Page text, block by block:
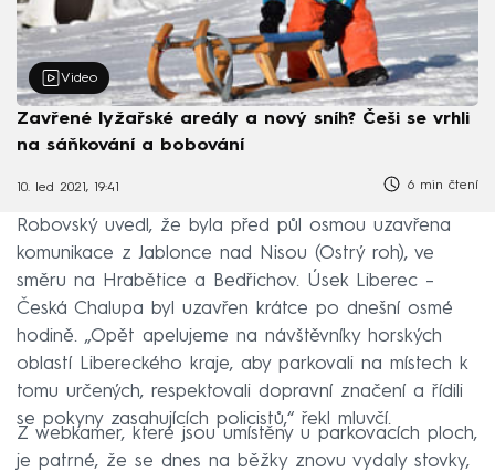
Video
Zavřené lyžařské areály a nový sníh? Češi se vrhli
na sáňkování a bobování
10. led 2021, 19:41 6 min čtení
Robovský uvedl, že byla před půl osmou uzavřena
komunikace z Jablonce nad Nisou (Ostrý roh), ve
směru na Hrabětice a Bedřichov. Úsek Liberec –
Česká Chalupa byl uzavřen krátce po dnešní osmé
hodině. „Opět apelujeme na návštěvníky horských
oblastí Libereckého kraje, aby parkovali na místech k
tomu určených, respektovali dopravní značení a řídili
se pokyny zasahujících policistů,“ řekl mluvčí.
Z webkamer, které jsou umístěny u parkovacích ploch,
je patrné, že se dnes na běžky znovu vydaly stovky,